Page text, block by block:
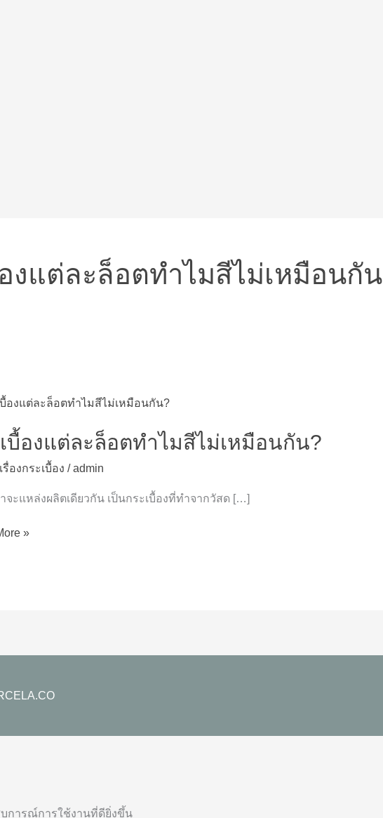
งแต่ละล็อตทำไมสีไม่เหมือนกัน
บื้องแต่ละล็อตทำไมสีไม่เหมือนกัน?
องกระเบื้อง /admin
จะแหล่งผลิตเดียวกัน เป็นกระเบื้องที่ทำจากวัสด […]
»
บการณ์การใช้งานที่ดียิ่งขึ้น